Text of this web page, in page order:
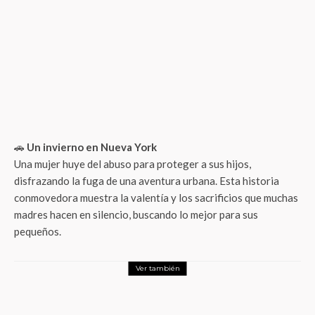
🚗 Un invierno en Nueva York
Una mujer huye del abuso para proteger a sus hijos,
disfrazando la fuga de una aventura urbana. Esta historia
conmovedora muestra la valentía y los sacrificios que muchas
madres hacen en silencio, buscando lo mejor para sus
pequeños.
Ver también